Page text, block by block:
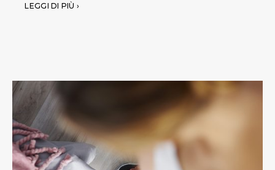
LEGGI DI PIÙ ›